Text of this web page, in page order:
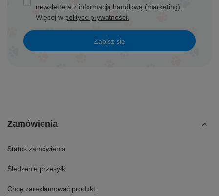
newslettera z informacją handlową (marketing).
Więcej w polityce prywatności.
Zapisz się
Zamówienia
Status zamówienia
Śledzenie przesyłki
Chcę zareklamować produkt